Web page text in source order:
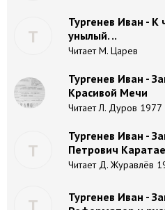
Т
Тургенев Иван - К
унылый. ..
Читает М. Царев
Тургенев Иван -
Красивой Мечи
Читает Л. Дуров 1977
Т
Тургенев Иван -
Петрович
Читает Д. Журавлёв
Т
Тургенев Иван -